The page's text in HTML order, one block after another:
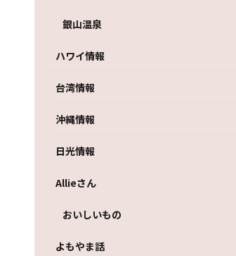
銀山温泉
ハワイ情報
台湾情報
沖縄情報
日光情報
Allieさん
おいしいもの
よもやま話